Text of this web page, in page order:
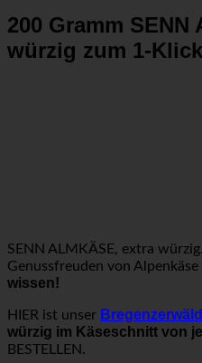
200 Gramm SENN
würzig zum 1-
SENN ALMKÄSE, extra
Genussfreuden von Alpenkäse
wissen!
HIER ist unser
würzig im Käseschnitt von
BESTELLEN.